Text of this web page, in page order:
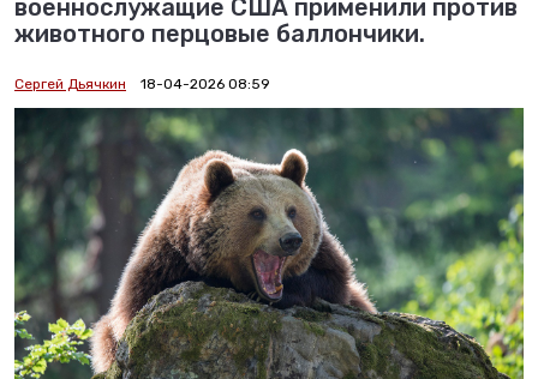
военнослужащие США применили против
животного перцовые баллончики.
Сергей Дьячкин 18-04-2026 08:59